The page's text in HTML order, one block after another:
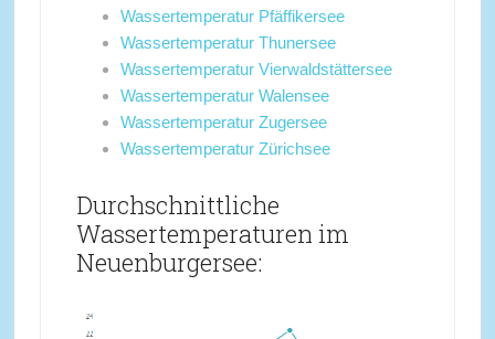
Wassertemperatur Pfäffikersee
Wassertemperatur Thunersee
Wassertemperatur Vierwaldstättersee
Wassertemperatur Walensee
Wassertemperatur Zugersee
Wassertemperatur Zürichsee
Durchschnittliche
Wassertemperaturen im
Neuenburgersee: